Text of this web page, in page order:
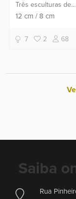
Três esculturas de
porcelana
nobres. Alguns
partes dos babados
12cm/8cm
7 2 68
Saiba
Rua